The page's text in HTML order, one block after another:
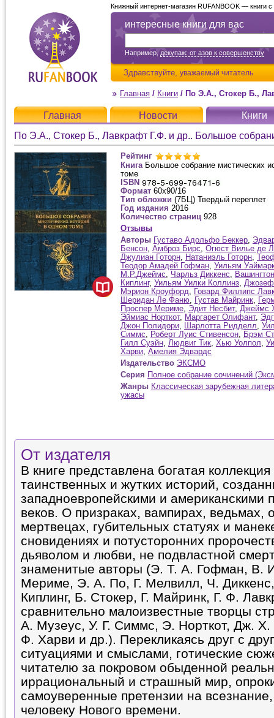
интересные книги для вас
Например,декупаж: от азов к совершенству
Здравствуйте, уважаемый читатель
Книжный интернет-магазин RUFANBOOK — книги
Главная / Книги / По Э.А., Стокер Б., Лавкрафт Г.Ф.
Главная Новости Книги
Рейтинг
Книга Большое собрание мистических
томе
ISBN
Формат 60x90/16
Тип обложки (7БЦ) Твердый переплет
Год издания 2016
Количество страниц 928
Отзывы
Авторы Густаво Адольфо Беккер,
Бенсон, Амброз Бирс, Огюст Вилье де
Джулиан Готорн, Натаниэль Готорн,
Теодор Амадей Гофман, Уильям
М.Р.Джеймс, Чарльз Диккенс,
Киплинг, Уильям Уилки Коллинз,
Мэрион Кроуфорд, Говард Филлипс
Шеридан Ле Фаню, Густав Майринк,
Проспер Мериме, Эдит Несбит, Джеймс
Эймиас Норткот, Маргарет Олифант,
Джон Полидори, Шарлотта Ридделл,
Симмс, Роберт Луис Стивенсон, Брэм
Гилл Суэйн, Людвиг Тик, Хью Уолпол,
Харви, Амелия Эдвардс
Издательство ЭКСМО
Серия Полное собрание сочинений
Жанры Классическая зарубежная
ужасы
От издателя
В книге представлена богатая
таинственных и жутких историй,
западноевропейскими и американскими
веков. О призраках, вампирах,
мертвецах, губительных статуях и
сновидениях и потусторонних
дьяволом и любви, не подвластной
знаменитые авторы (Э. Т. А. Гофман, В.
Мериме, Э. А. По, Г. Мелвилл, Ч.
Киплинг, Б. Стокер, Г. Майринк, Г. Ф.
сравнительно малоизвестные творцы
А. Музеус, У. Г. Симмс, Э. Норткот, Дж. Х.
Ф. Харви и др.). Перекликаясь друг с
ситуациями и смыслами, готические
читателю за покровом обыденной
иррациональный и страшный мир,
самоуверенные претензии на
человеку Нового времени.